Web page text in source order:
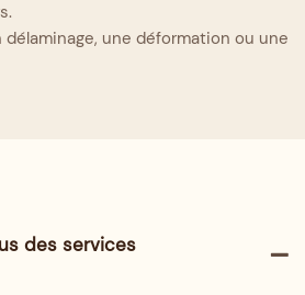
une déformation ou une
des services